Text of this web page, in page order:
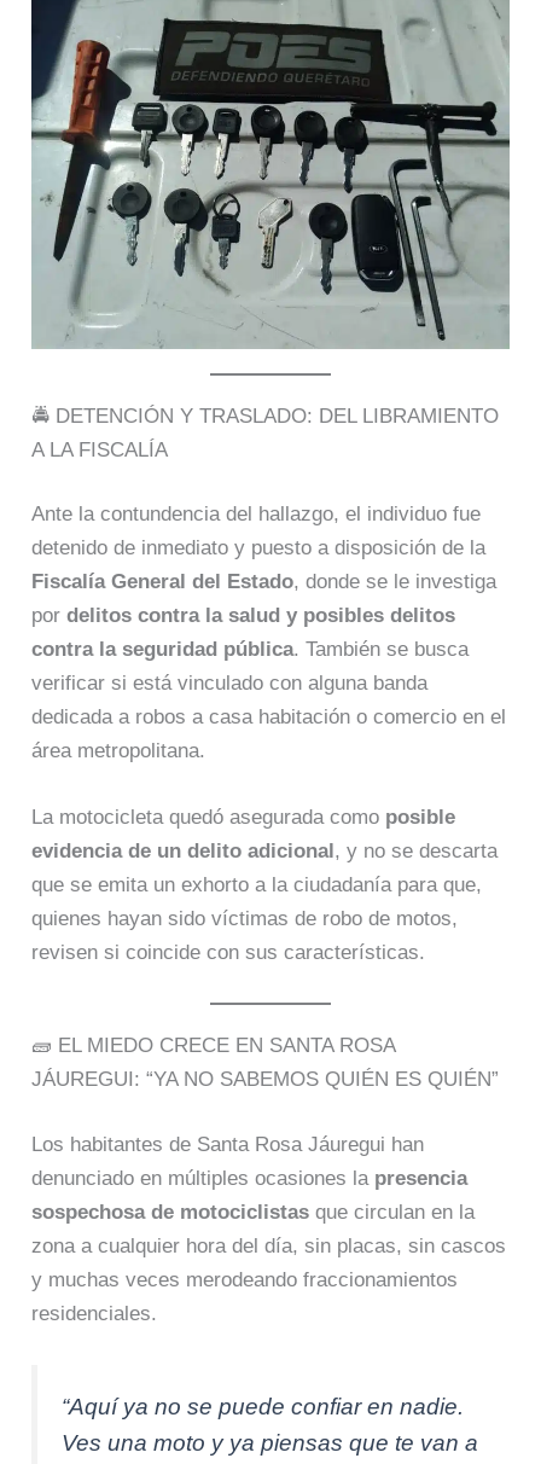
🚔 DETENCIÓN Y TRASLADO: DEL LIBRAMIENTO
A LA FISCALÍA
Ante la contundencia del hallazgo, el individuo fue
detenido de inmediato y puesto a disposición de la
Fiscalía General del Estado, donde se le investiga
pordelitos contra la salud y posibles delitos
contra la seguridad pública. También se busca
verificar si está vinculado con alguna banda
dedicada a robos a casa habitación o comercio en el
área metropolitana.
La motocicleta quedó asegurada como posible
evidencia de un delito adicional , y no se descarta
que se emita un exhorto a la ciudadanía para que,
quienes hayan sido víctimas de robo de motos,
revisen si coincide con sus características.
🧱 EL MIEDO CRECE EN SANTA ROSA
JÁUREGUI: “YA NO SABEMOS QUIÉN ES QUIÉN”
Los habitantes de Santa Rosa Jáuregui han
denunciado en múltiples ocasiones la presencia
sospechosa de motociclistas que circulan en la
zona a cualquier hora del día, sin placas, sin cascos
y muchas veces merodeando fraccionamientos
residenciales.
“Aquí ya no se puede confiar en nadie.
Ves una moto y ya piensas que te van a